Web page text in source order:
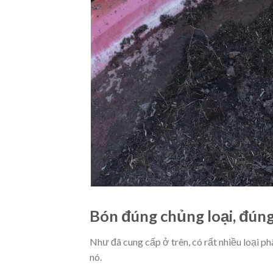
Bón đúng chủng loại,
Như đã cung cấp ở trên, có rất nhiều loại
nó.